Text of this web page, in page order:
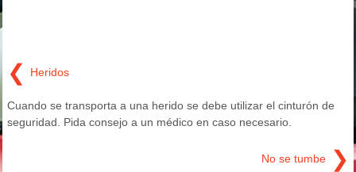
❮ Heridos
Cuando se transporta a una herido se debe utilizar el cinturón de
seguridad. Pida consejo a un médico en caso necesario.
No se tumbe ❯